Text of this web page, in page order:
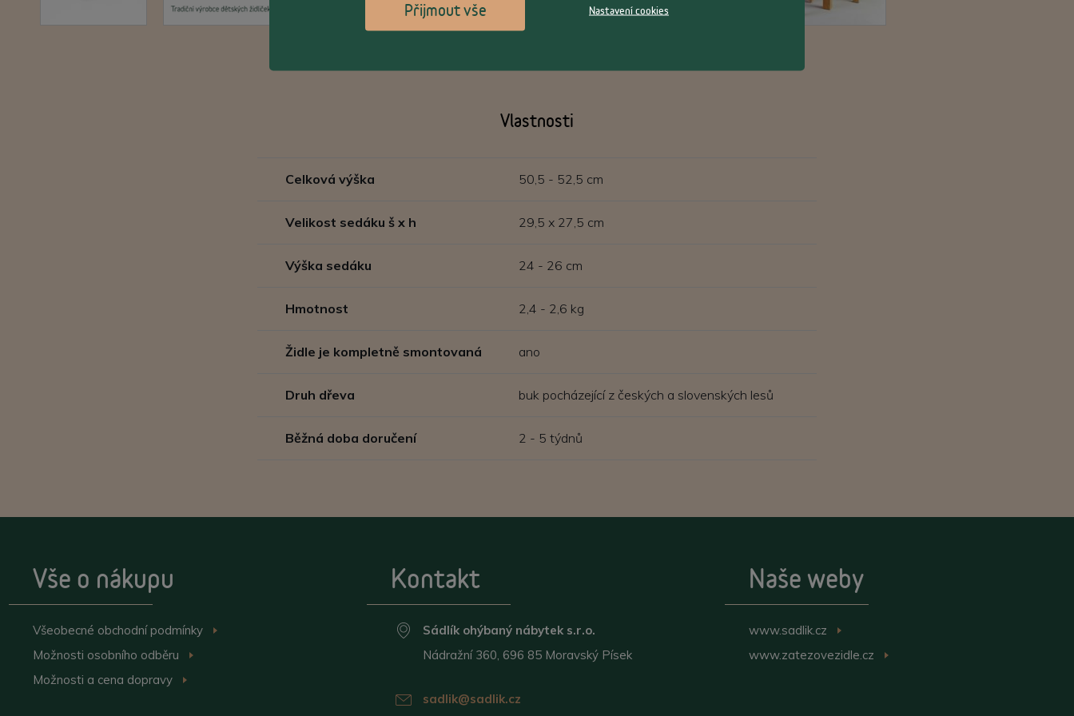
Vlastnosti
Celková výška 50,5 - 52,5 cm
Velikost sedáku š x h 29,5 x 27,5 cm
Výška sedáku 24 - 26 cm
Hmotnost 2,4 - 2,6 kg
Židle je kompletně smontovaná ano
Druh dřeva buk pocházející z českých a slovenských lesů
Běžná doba doručení 2 - 5 týdnů
Vše o nákupu
Všeobecné obchodnípodmínky
Možnosti osobního odběru
Možnosti a cena dopravy
Kontakt
Sádlík ohýbaný nábytek s.r.o.
Nádražní 360, 696 85 Moravský Písek
sadlik@sadlik.cz
Naše weby
www.sadlik.cz
www.zatezovezidle.cz
Přijmout vše Nastavení cookies